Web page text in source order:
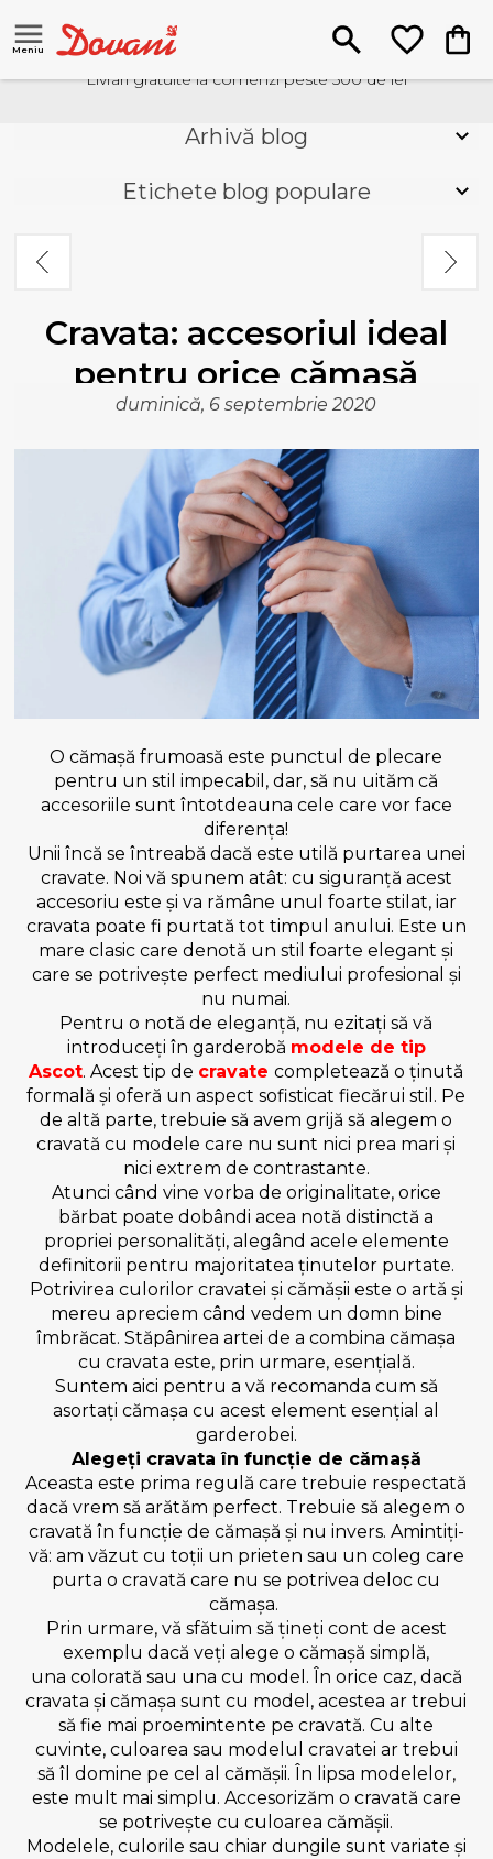
Meniu
Livrari gratuite la comenzi peste 500 de lei
Arhivă blog
Etichete blog populare
Cravata: accesoriul ideal
pentru orice cămașă
duminică, 6 septembrie 2020
O cămașă frumoasă este punctul de plecare
pentru un stil impecabil, dar, să nu uităm că
accesoriile sunt întotdeauna cele care vor face
diferența!
Unii încă se întreabă dacă este utilă purtarea unei
cravate. Noi vă spunem atât: cu siguranță acest
accesoriu este și va rămâne unul foarte stilat, iar
cravata poate fi purtată tot timpul anului. Este un
mare clasic care denotă un stil foarte elegant și
care se potrivește perfect mediului profesional și
nu numai.
Pentru o notă de eleganță, nu ezitați să vă
introduceți în garderobă modele de tip
Ascot. Acest tip de cravatecompletează o ținută
formală și oferă un aspect sofisticat fiecărui stil. Pe
de altă parte, trebuie să avem grijă să alegem o
cravată cu modele care nu sunt nici prea mari și
nici extrem de contrastante.
Atunci când vine vorba de originalitate, orice
bărbat poate dobândi acea notă distinctă a
propriei personalități, alegând acele elemente
definitorii pentru majoritatea ținutelor purtate.
Potrivirea culorilor cravatei și cămășii este o artă și
mereu apreciem când vedem un domn bine
îmbrăcat. Stăpânirea artei de a combina cămașa
cu cravata este, prin urmare, esențială.
Suntem aici pentru a vă recomanda cum să
asortați cămașa cu acest element esențial al
garderobei.
Alegeți cravata în funcție de cămașă
Aceasta este prima regulă care trebuie respectată
dacă vrem să arătăm perfect. Trebuie să alegem o
cravată în funcție de cămașă și nu invers. Amintiți-
vă: am văzut cu toții un prieten sau un coleg care
purta o cravată care nu se potrivea deloc cu
cămașa.
Prin urmare, vă sfătuim să țineți cont de acest
exemplu dacă veți alege o cămașă simplă,
una colorată sau una cu model. În orice caz, dacă
cravata și cămașa sunt cu model, acestea ar trebui
să fie mai proemintente pe cravată. Cu alte
cuvinte, culoarea sau modelul cravatei ar trebui
să îl domine pe cel al cămășii. În lipsa modelelor,
este mult mai simplu. Accesorizăm o cravată care
se potrivește cu culoarea cămășii.
Modelele, culorile sau chiar dungile sunt variate și